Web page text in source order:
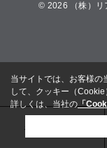
© 2026 （株）リ
お問い合わせ
当サイトでは、お客様の
して、クッキー（Cookie
詳しくは、当社の「